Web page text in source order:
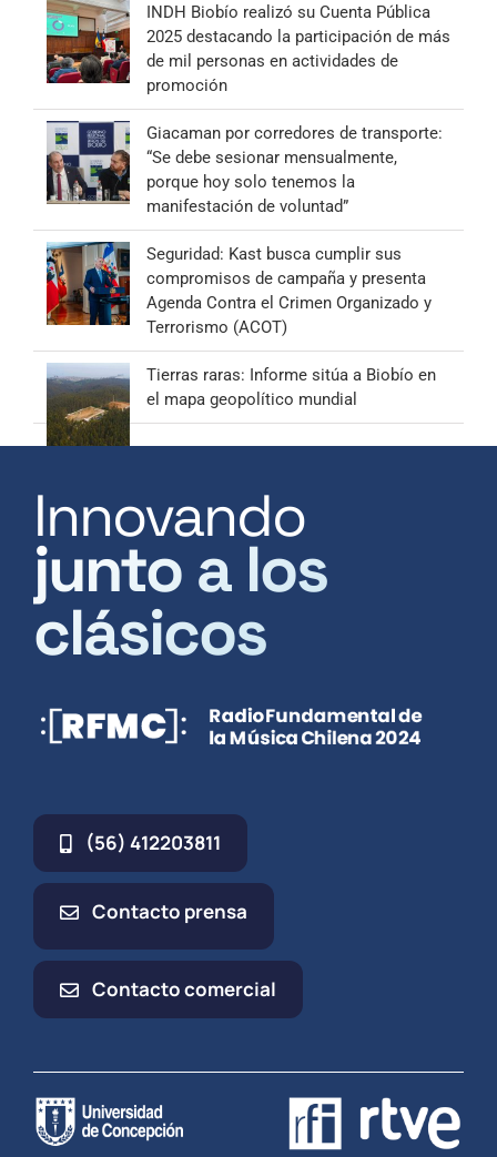
INDH Biobío realizó su Cuenta Pública
2025 destacando la participación de más
de mil personas en actividades de
promoción
Giacaman por corredores de transporte:
“Se debe sesionar mensualmente,
porque hoy solo tenemos la
manifestación de voluntad”
Seguridad: Kast busca cumplir sus
compromisos de campaña y presenta
Agenda Contra el Crimen Organizado y
Terrorismo (ACOT)
Tierras raras: Informe sitúa a Biobío en
el mapa geopolítico mundial
Innovando
junto a los
clásicos
(56) 412203811
Contacto prensa
Contacto comercial